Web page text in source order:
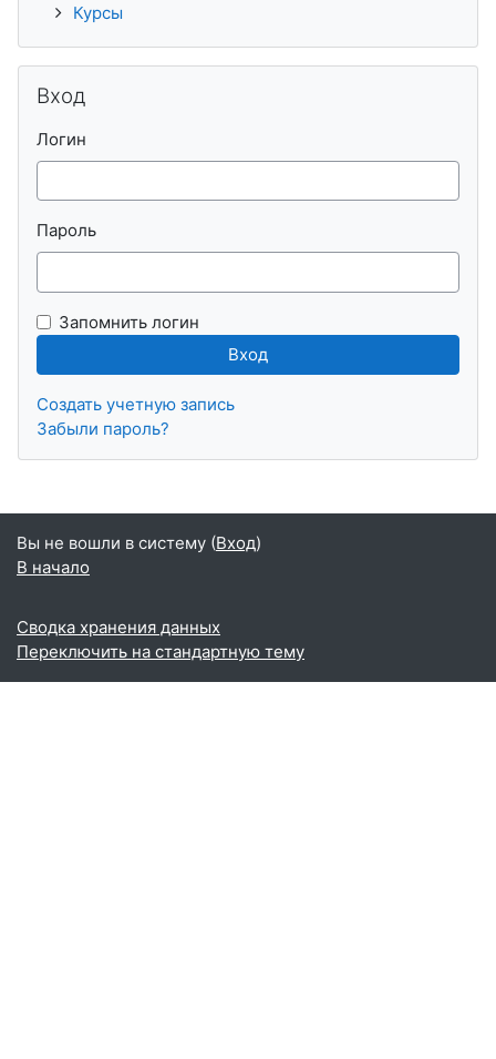
Курсы
Вход
Логин
Пароль
Запомнить логин
Создать учетную запись
Забыли пароль?
Вы не вошли в систему (Вход)
В начало
Сводка хранения данных
Переключить на стандартную тему